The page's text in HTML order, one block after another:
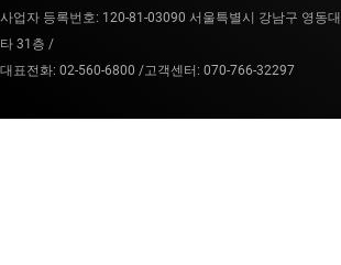
사업자 등록번호: 120-81-03090 서울특별시 강남구 영동
타 31층 /
대표전화: 02-560-6800 /고객센터: 070-766-32297